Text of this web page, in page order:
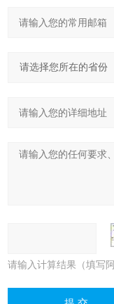
请输入计算结果（填写